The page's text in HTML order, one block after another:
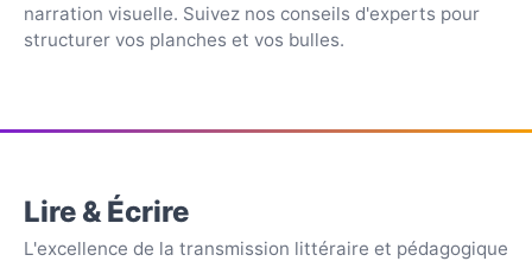
narration visuelle. Suivez nos conseils d'experts pour
structurer vos planches et vos bulles.
Lire & Écrire
L'excellence de la transmission littéraire et pédagogique